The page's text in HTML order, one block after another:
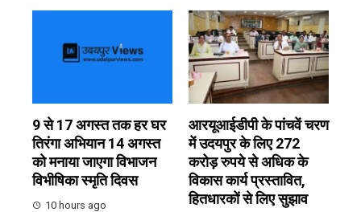
9 से 17 अगस्त तक हर घर
तिरंगा अभियान 14 अगस्त
को मनाया जाएगा विभाजन
विभीषिका स्मृति दिवस
10 hours ago
आरयूआईडीपी के पांचवें चरण
में उदयपुर के लिए 272
करोड़ रुपये से अधिक के
विकास कार्य प्रस्तावित,
हितधारकों से लिए सुझाव